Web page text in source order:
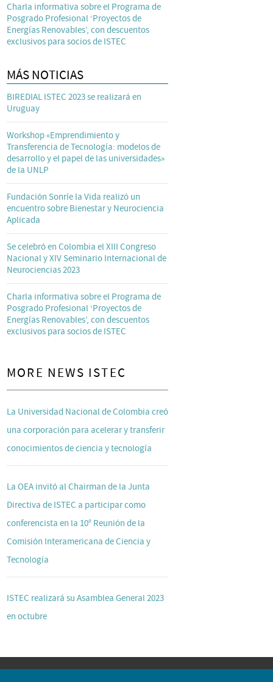
Charla informativa sobre el Programa de
Posgrado Profesional ‘Proyectos de
Energías Renovables’, con descuentos
exclusivos para socios de ISTEC
MÁS NOTICIAS
BIREDIAL ISTEC 2023 se realizará en
Uruguay
Workshop «Emprendimiento y
Transferencia de Tecnología: modelos de
desarrollo y el papel de las universidades»
de la UNLP
Fundación Sonríe la Vida realizó un
encuentro sobre Bienestar y Neurociencia
Aplicada
Se celebró en Colombia el XIII Congreso
Nacional y XIV Seminario Internacional de
Neurociencias 2023
Charla informativa sobre el Programa de
Posgrado Profesional ‘Proyectos de
Energías Renovables’, con descuentos
exclusivos para socios de ISTEC
MORE NEWS ISTEC
La Universidad Nacional de Colombia creó
una corporación para acelerar y transferir
conocimientos de ciencia y tecnología
La OEA invitó al Chairman de la Junta
Directiva de ISTEC a participar como
conferencista en la 10° Reunión de la
Comisión Interamericana de Ciencia y
Tecnología
ISTEC realizará su Asamblea General 2023
en octubre